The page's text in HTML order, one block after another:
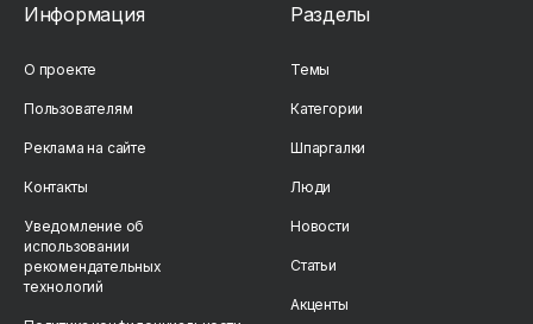
Информация
О проекте
Пользователям
Реклама на сайте
Контакты
Уведомление об
использовании
рекомендательных
технологий
Разделы
Темы
Категории
Шпаргалки
Люди
Новости
Статьи
Акценты